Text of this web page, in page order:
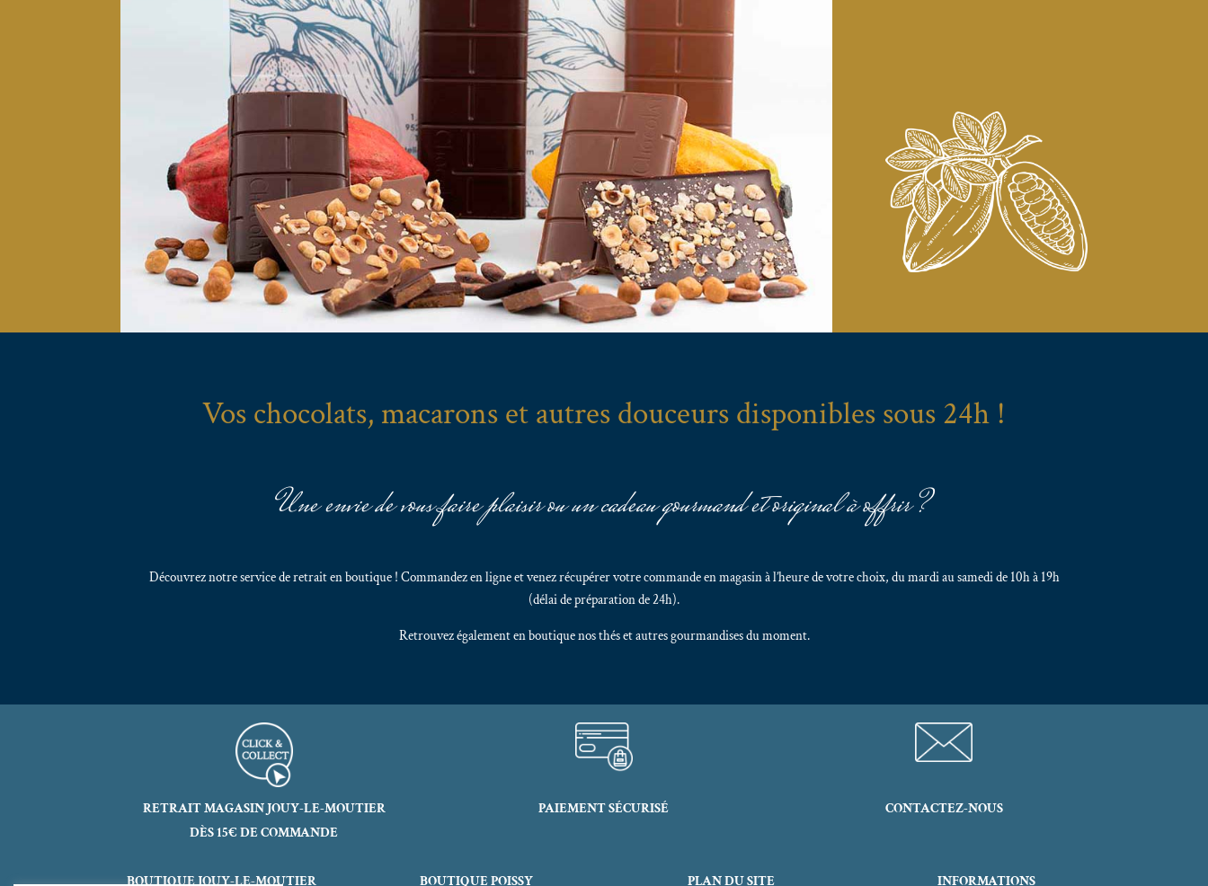
Vos chocolats, macarons et autres douceurs disponibles sous 24h !
Une envie de vous faire plaisir ou un cadeau gourmand et original à offrir ?
Découvrez notre service de retrait en boutique ! Commandez en ligne et venez récupérer votre commande en magasin à l’heure de votre choix, du mardi au samedi de 10h à 19h
(délai de préparation de 24h).
Retrouvez également en boutique nos thés et autres gourmandises du moment.
RETRAIT MAGASIN JOUY-LE-MOUTIER
DÈS 15€ DE COMMANDE
PAIEMENT SÉCURISÉ CONTACTEZ-NOUS
BOUTIQUE JOUY-LE-MOUTIER BOUTIQUE POISSY PLAN DU SITE INFORMATIONS